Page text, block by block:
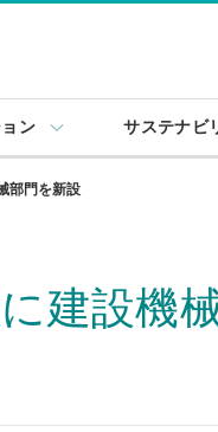
ン サステナビ
部門を新設
建設機